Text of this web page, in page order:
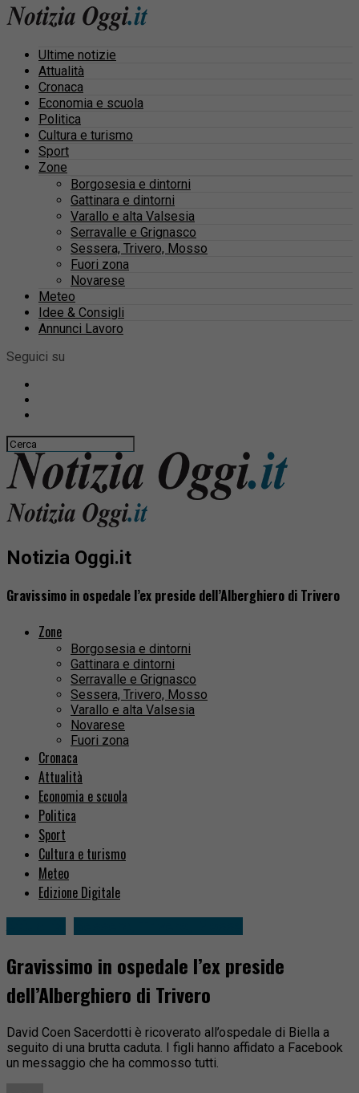
Ultime notizie
Attualità
Cronaca
Economia e scuola
Politica
Cultura e turismo
Sport
Zone
Borgosesia e dintorni
Gattinara e dintorni
Varallo e alta Valsesia
Serravalle e Grignasco
Sessera, Trivero, Mosso
Fuori zona
Novarese
Meteo
Idee & Consigli
Annunci Lavoro
Seguici su
Notizia Oggi.it
Gravissimo in ospedale l’ex preside dell’Alberghiero di Trivero
Zone
Borgosesia e dintorni
Gattinara e dintorni
Serravalle e Grignasco
Sessera, Trivero, Mosso
Varallo e alta Valsesia
Novarese
Fuori zona
Cronaca
Attualità
Economia e scuola
Politica
Sport
Cultura e turismo
Meteo
Edizione Digitale
Gravissimo in ospedale l’ex preside
dell’Alberghiero di Trivero
David Coen Sacerdotti è ricoverato all’ospedale di Biella a
seguito di una brutta caduta. I figli hanno affidato a Facebook
un messaggio che ha commosso tutti.